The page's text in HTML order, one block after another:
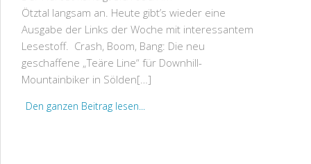
Ötztal langsam an. Heute gibt’s wieder eine
Ausgabe der Links der Woche mit interessantem
Lesestoff. Crash, Boom, Bang: Die neu
geschaffene „Teäre Line“ für Downhill-
Mountainbiker in Sölden[…]
Den ganzen Beitrag lesen...